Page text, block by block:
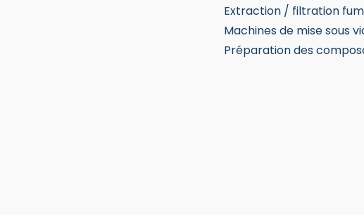
Extraction / filtration
Machines de mise sous
Préparation des